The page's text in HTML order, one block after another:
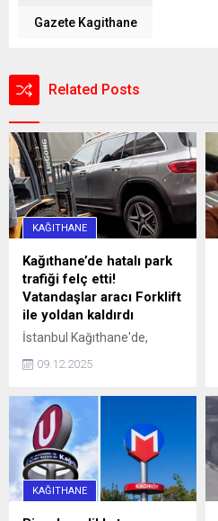
Gazete Kagithane
Related Posts
KAĞITHANE
Kağıthane’de hatalı park
trafiği felç etti!
Vatandaşlar aracı Forklift
ile yoldan kaldırdı
İstanbul Kağıthane'de,
saat 16.00 sularında 34 SS
hatalı park nedeniyle
caddeyi araç trafiğine
kapattı. Araç sürücüleri ile
halk otobüsündeki
yurttaşlar, uzun bir süre
aracın sürücüsüne
ulaşmaya ...
09.12.2025
KAĞITHANE